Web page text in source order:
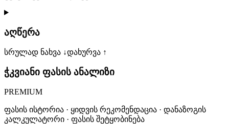
აღწერა
სრულად ნახვა ↓დახურვა ↑
ჭკვიანი ფასის ანალიზი
PREMIUM
ფასის ისტორია · ყიდვის რეკომენდაცია · დანაზოგის
კალკულატორი · ფასის შეტყობინება